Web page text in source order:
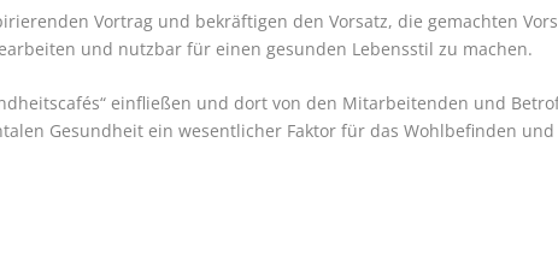
Vortrag und bekräftigen den Vorsatz, die gemachten
und nutzbar für einen gesunden Lebensstil zu machen.
einfließen und dort von den Mitarbeitenden und
Gesundheit ein wesentlicher Faktor für das Wohlbefinden